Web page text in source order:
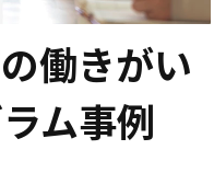
働きがい
ム事例